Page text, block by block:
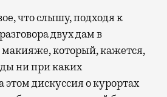
что слышу, подходя к
двух дам в
который, кажется,
ни при каких
этом дискуссия о курортах